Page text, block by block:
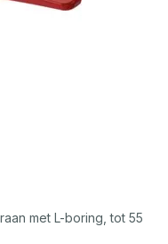
met L-boring, tot 55